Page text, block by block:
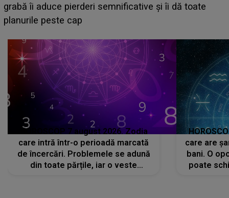
face o MĂRTURISIRE NEAȘTEPTATĂ despre mama
sa: "I-am spus și ei în față, eu nu te iubesc pentru
HOROSCOP 7 august 2026. Zodia
care intră într-o perioadă marcată
de încercări. Problemele se adună
din toate părțile, iar o veste
care are
bani. O
poate